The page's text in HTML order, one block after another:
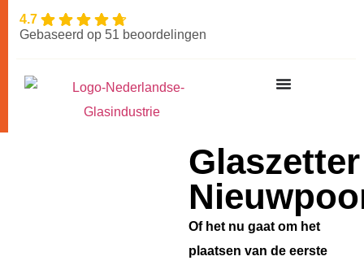
4.7
Gebaseerd op 51 beoordelingen
Glaszetter
Of het nu gaat om het
plaatsen van de eerste